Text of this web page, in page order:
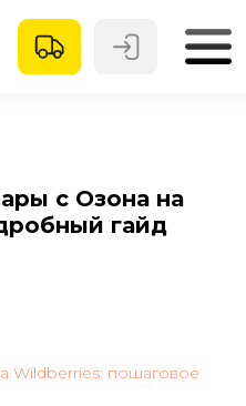
с Озона на
гайд
Wildberries: пошаговое